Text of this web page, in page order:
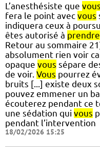
L’anesthésiste que vous
fera le point avec vous
indiquera ceux à
êtes autorisé à prendre
Retour au sommaire
absolument rien voir
opaque vous sépare
de voir. Vous pourrez
bruits [...] existe deux
pouvez emmener un
écouterez pendant ce
une sédation qui vous
pendant l’intervention
18/02/2026 15:25